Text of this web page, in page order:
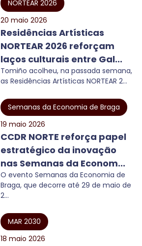
NORTEAR 2026
20 maio 2026
Residências Artísticas
NORTEAR 2026 reforçam
laços culturais entre Gal...
Tomiño acolheu, na passada semana,
as Residências Artísticas NORTEAR 2...
Semanas da Economia de Braga
19 maio 2026
CCDR NORTE reforça papel
estratégico da inovação
nas Semanas da Econom...
O evento Semanas da Economia de
Braga, que decorre até 29 de maio de
2...
MAR 2030
18 maio 2026